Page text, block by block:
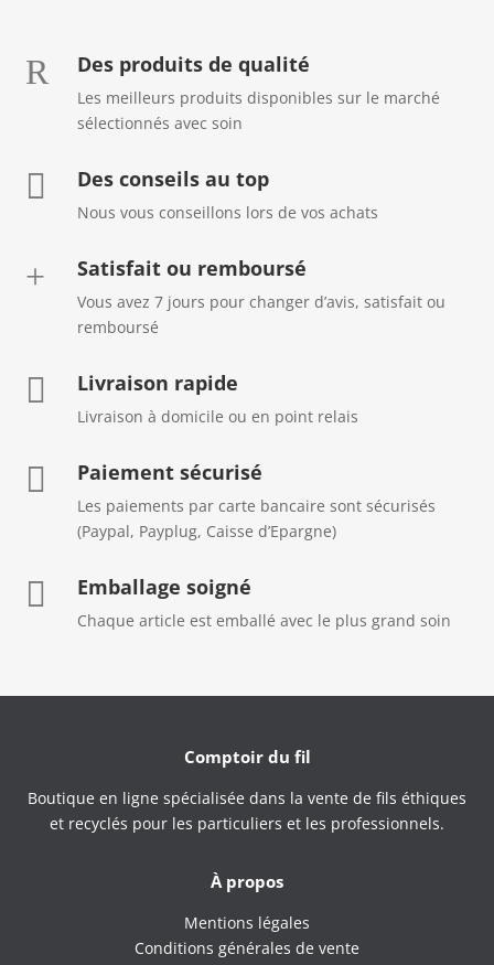
R Des produits de qualité
Les meilleurs produits disponibles sur le marché
sélectionnés avec soin
 Des conseils au top
Nous vous conseillons lors de vos achats
+ Satisfait ou remboursé
Vous avez 7 jours pour changer d’avis, satisfait ou
remboursé
 Livraison rapide
Livraison à domicile ou en point relais
 Paiement sécurisé
Les paiements par carte bancaire sont sécurisés
(Paypal, Payplug, Caisse d’Epargne)
 Emballage soigné
Chaque article est emballé avec le plus grand soin
Comptoir du fil
Boutique en ligne spécialisée dans la vente de fils éthiques
et recyclés pour les particuliers et les professionnels.
À propos
Mentions légales
Conditions générales de vente